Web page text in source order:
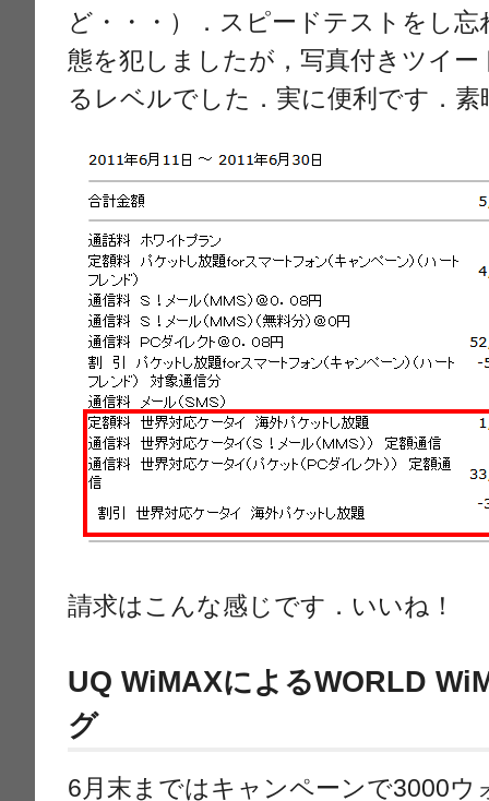
ど・・・）．スピードテストをし
態を犯しましたが，写真付きツイ
るレベルでした．実に便利です．素
請求はこんな感じです．いいね！
UQ WiMAXによるWORLD
グ
6月末まではキャンペーンで3000ウ